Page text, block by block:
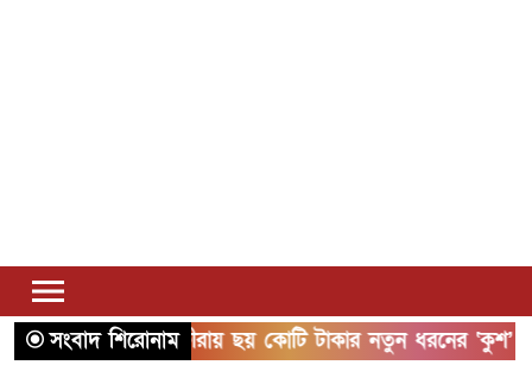
সংবাদ শিরোনাম
সাতক্ষীরায় ছয় কোটি টাকার নতুন ধরনের ‘কুশ’